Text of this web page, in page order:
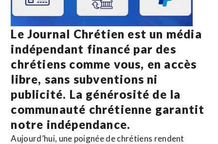
Le Journal Chrétien est un média
indépendant financé par des
chrétiens comme vous, en accès
libre, sans subventions ni
publicité. La générosité de la
communauté chrétienne garantit
notre indépendance.
Aujourd’hui, une poignée de chrétiens rendent